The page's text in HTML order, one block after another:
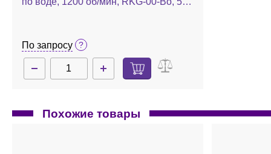
По запросу
Похожие товары